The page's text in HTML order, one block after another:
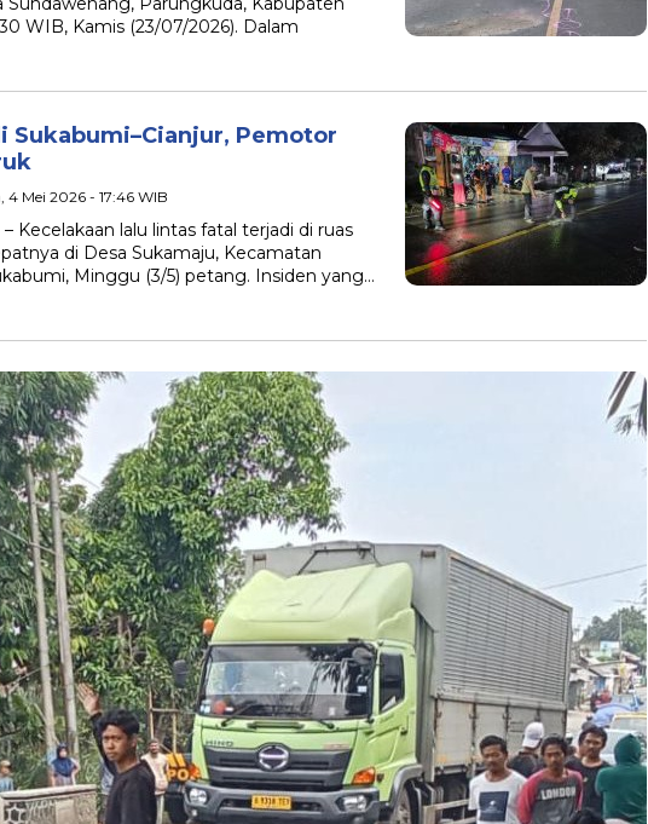
WIB, Kamis (23/07/2026). Dalam
Sukabumi–Cianjur, Pemotor
4 Mei 2026 - 17:46 WIB
Kecelakaan lalu lintas fatal terjadi di ruas
di Desa Sukamaju, Kecamatan
Minggu (3/5) petang. Insiden yang…